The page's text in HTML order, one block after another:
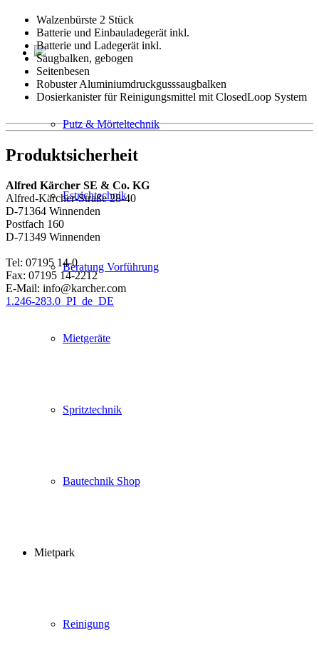
Putz & Mörteltechnik
Estrichtechnik
Beratung Vorführung
Mietgeräte
Spritztechnik
Bautechnik Shop
Mietpark
Reinigung
Walzenbürste 2 Stück
Batterie und Einbauladegerät inkl.
Batterie und Ladegerät inkl.
Saugbalken, gebogen
Seitenbesen
Robuster Aluminiumdruckgusssaugbalken
Dosierkanister für Reinigungsmittel mit ClosedLoop System
Produktsicherheit
Alfred Kärcher SE & Co. KG
Alfred-Kärcher-Straße 28-40
D-71364 Winnenden
Postfach 160
D-71349 Winnenden
Tel: 07195 14-0
Fax: 07195 14-2212
E-Mail: info@karcher.com
1.246-283.0_PI_de_DE